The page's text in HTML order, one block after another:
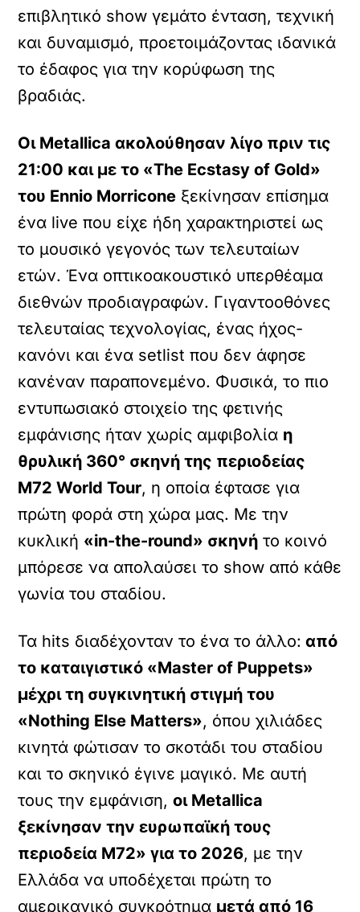
επιβλητικό show γεμάτο ένταση, τεχνική
και δυναμισμό, προετοιμάζοντας ιδανικά
το έδαφος για την κορύφωση της
βραδιάς.
Οι Metallica ακολούθησαν λίγο πριν τις
21:00 και με το «The Ecstasy of Gold»
του Ennio Morricone ξεκίνησαν επίσημα
ένα live που είχε ήδη χαρακτηριστεί ως
το μουσικό γεγονός των τελευταίων
ετών. Ένα οπτικοακουστικό υπερθέαμα
διεθνών προδιαγραφών. Γιγαντοοθόνες
τελευταίας τεχνολογίας, ένας ήχος-
κανόνι και ένα setlist που δεν άφησε
κανέναν παραπονεμένο. Φυσικά, το πιο
εντυπωσιακό στοιχείο της φετινής
εμφάνισης ήταν χωρίς αμφιβολία η
θρυλική 360° σκηνή της περιοδείας
M72 World Tour, η οποία έφτασε για
πρώτη φορά στη χώρα μας. Με την
κυκλική «in-the-round» σκηνή το κοινό
μπόρεσε να απολαύσει το show από κάθε
γωνία του σταδίου.
Τα hits διαδέχονταν το ένα το άλλο: από
το καταιγιστικό «Master of Puppets»
μέχρι τη συγκινητική στιγμή του
«Nothing Else Matters», όπου χιλιάδες
κινητά φώτισαν το σκοτάδι του σταδίου
και το σκηνικό έγινε μαγικό. Με αυτή
τους την εμφάνιση,οι Metallica
ξεκίνησαν την ευρωπαϊκή τους
περιοδεία M72» για το 2026, με την
Ελλάδα να υποδέχεται πρώτη το
αμερικανικό συγκρότημα μετά από 16